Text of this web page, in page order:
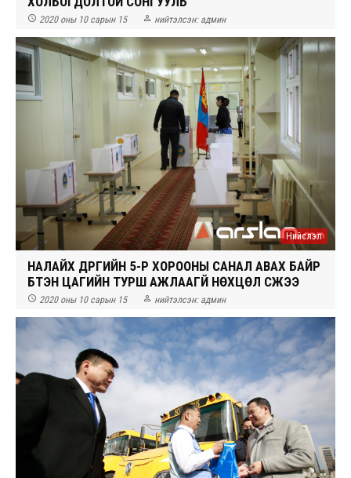
 2020 оны 10 сарын 15  нийтэлсэн: админ
Нийслэл
НАЛАЙХ ДҮҮРГИЙН 5-Р ХОРООНЫ САНАЛ АВАХ БАЙР
БҮТЭН ЦАГИЙН ТУРШ АЖЛААГҮЙ НӨХЦӨЛ ҮҮСЖЭЭ
 2020 оны 10 сарын 15  нийтэлсэн: админ